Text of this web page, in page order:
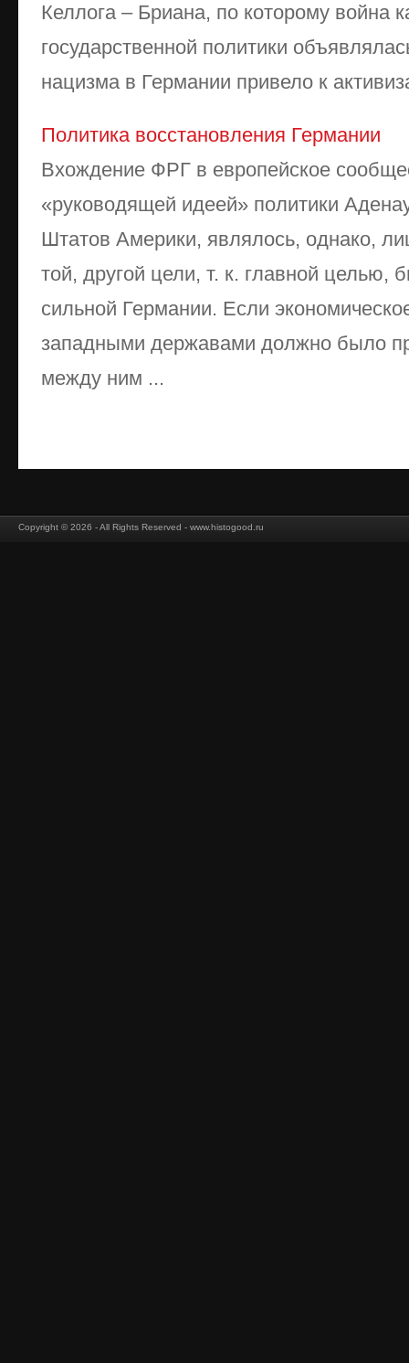
Келлога – Бриана, по которому война
государственной политики
нацизма в Германии привело к
Политика восстановления Германии
Вхождение ФРГ в европейское
«руководящей идеей» политики
Штатов Америки, являлось, однако,
той, другой цели, т. к. главной целью,
сильной Германии. Если
западными державами должно было
между ним ...
Copyright © 2026 - All Rights Reserved - www.histogood.ru